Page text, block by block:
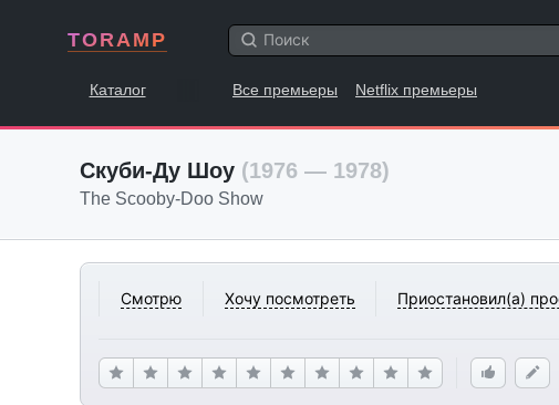
TORAMP
Каталог Все премьеры Netflix премьеры
Скуби-Ду Шоу (1976 — 1978)
The Scooby-Doo Show
Смотрю Хочу посмотреть Приостановил(а)